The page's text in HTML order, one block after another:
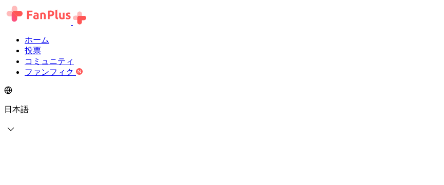
ホーム
投票
コミュニティ
ファンフィク
日本語